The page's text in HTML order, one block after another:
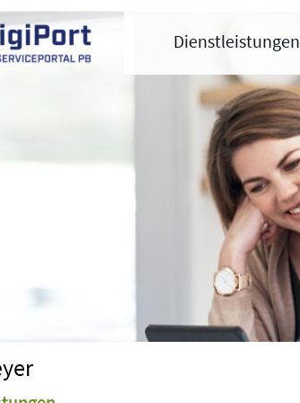
Paderborn
Dienstleistungen